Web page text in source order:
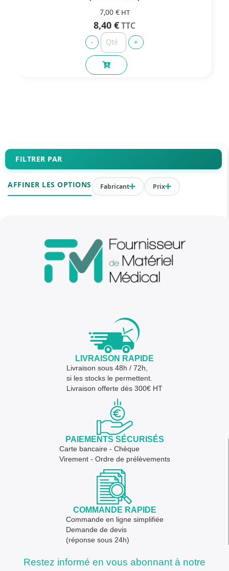
7,00 €
8,40 €
FILTRER PAR
AFFINER LES OPTIONS Fabricant Prix
LIVRAISON RAPIDE
Livraison sous 48h / 72h,
si les stocks le permettent.
Livraison offerte dès 300€ HT
PAIEMENTS SÉCURISÉS
Carte bancaire - Chèque
Virement - Ordre de prélèvements
COMMANDE RAPIDE
Commande en ligne simplifiée
Demande de devis
(réponse sous 24h)
Restez informé en vous abonnant à notre